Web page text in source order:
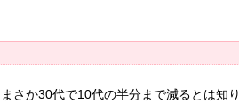
さか30代で10代の半分まで減るとは知り